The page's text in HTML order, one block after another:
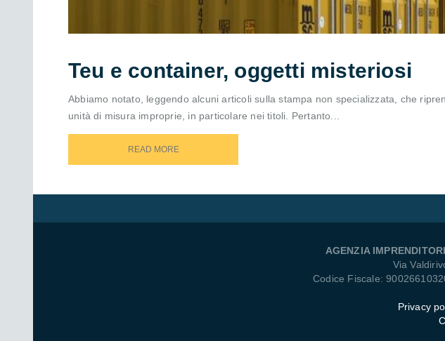
Teu e container, oggetti misteriosi
Abbiamo notato, leggendo alcuni articoli sulla stampa non specializzata, che
unità di misura improprie, in particolare nei titoli. Pertanto...
READ MORE
AGENZIA
Via
Codice Fiscale:
Privacy